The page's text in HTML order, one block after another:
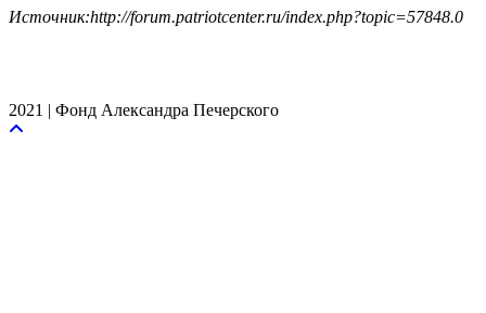
Источник:http://forum.patriotcenter.ru/index.php?topic=57848.0
2021 | Фонд Александра Печерского